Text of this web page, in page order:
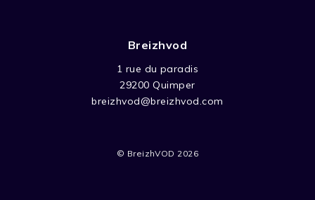
Breizhvod
1 rue du paradis
29200 Quimper
breizhvod@breizhvod.com
© BreizhVOD 2026